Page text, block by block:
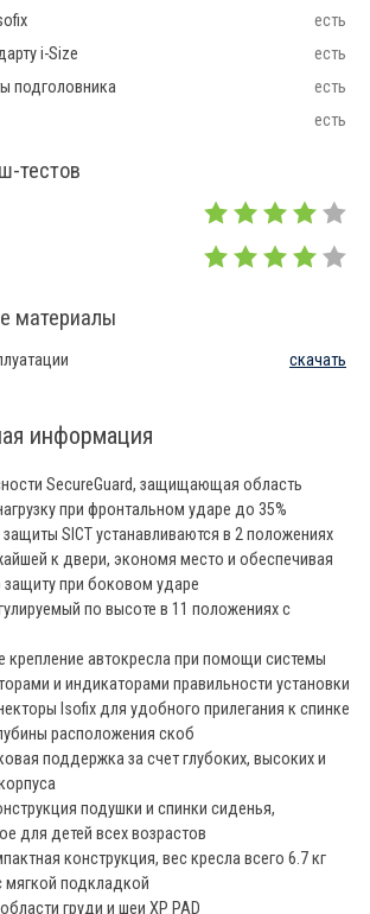
есть
i-Size
есть
подголовника
есть
есть
тестов
материалы
скачать
информация
SecureGuard, защищающая область
при фронтальном ударе до 35%
SICT устанавливаются в 2 положениях
к двери, экономя место и обеспечивая
при боковом ударе
по высоте в 11 положениях с
крепление автокресла при помощи системы
и индикаторами правильности установки
Isofix для удобного прилегания к спинке
расположения скоб
поддержка за счет глубоких, высоких и
подушки и спинки сиденья,
для детей всех возрастов
конструкция, вес кресла всего 6.7 кг
подкладкой
груди и шеи XP PAD